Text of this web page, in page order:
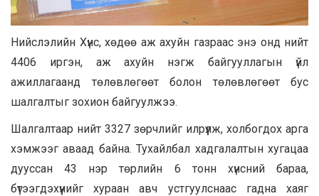
Нийслэлийн Хүнс, хөдөө аж ахуйн газраас энэ онд нийт
4406 иргэн, аж ахуйн нэгж байгууллагын үйл
ажиллагаанд төлөвлөгөөт болон төлөвлөгөөт бус
шалгалтыг зохион байгуулжээ.
Шалгалтаар нийт 3327 зөрчлийг илрүүлж, холбогдох арга
хэмжээг аваад байна. Тухайлбал хадгалалтын хугацаа
дууссан 43 нэр төрлийн 6 тонн хүнсний бараа,
бүтээгдэхүүнийг хураан авч устгуулснаас гадна хаяг